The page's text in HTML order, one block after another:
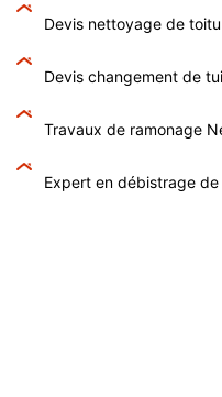
Devis nettoyage de
Devis changement de
Travaux de ramonage
Expert en débistrage